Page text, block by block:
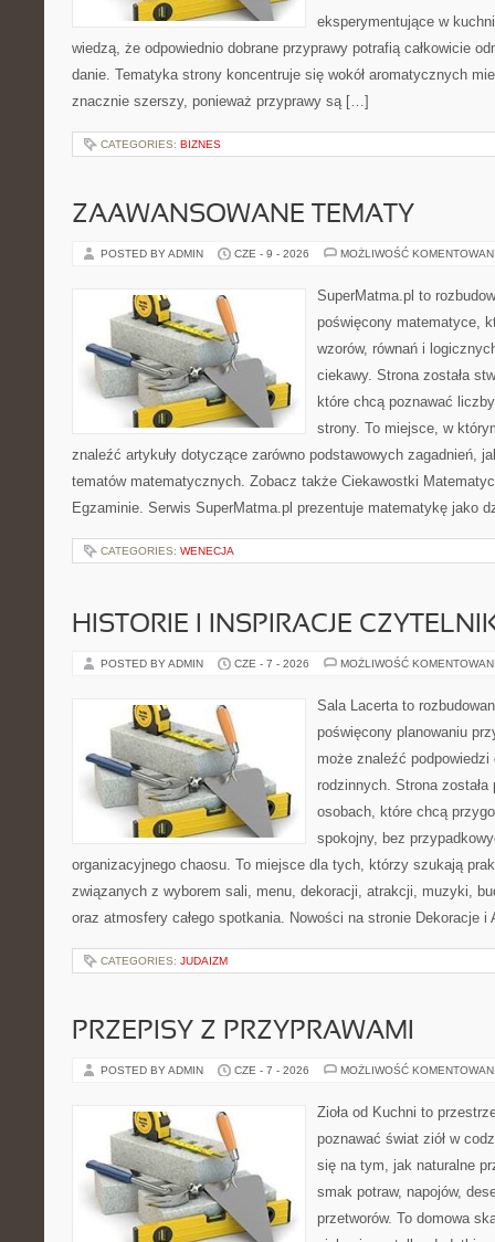
eksperymentujące w
wiedzą, że odpowiednio dobrane przyprawy potrafią całkowicie
danie. Tematyka strony koncentruje się wokół aromatycznych
znacznie szerszy, ponieważ przyprawy są […]
CATEGORIES: BIZNES
ZAAWANSOWANE TEMATY
POSTED BY ADMIN CZE - 9 - 2026 MOŻLIWOŚĆ
SuperMatma.pl to
poświęcony matematyce,
wzorów, równań i
ciekawy. Strona została
które chcą poznawać
strony. To miejsce, w
znaleźć artykuły dotyczące zarówno podstawowych zagadnień,
tematów matematycznych. Zobacz także Ciekawostki
Egzaminie. Serwis SuperMatma.pl prezentuje matematykę jako
CATEGORIES: WENECJA
HISTORIE I INSPIRACJE
POSTED BY ADMIN CZE - 7 - 2026 MOŻLIWOŚĆ
Sala Lacerta to
poświęcony planowaniu
może znaleźć
rodzinnych. Strona
osobach, które chcą
spokojny, bez
organizacyjnego chaosu. To miejsce dla tych, którzy szukają
związanych z wyborem sali, menu, dekoracji, atrakcji, muzyki,
oraz atmosfery całego spotkania. Nowości na stronie Dekoracje
CATEGORIES: JUDAIZM
PRZEPISY Z PRZYPRAWAMI
POSTED BY ADMIN CZE - 7 - 2026 MOŻLIWOŚĆ
Zioła od Kuchni to
poznawać świat ziół w
się na tym, jak naturalne
smak potraw, napojów,
przetworów. To domowa